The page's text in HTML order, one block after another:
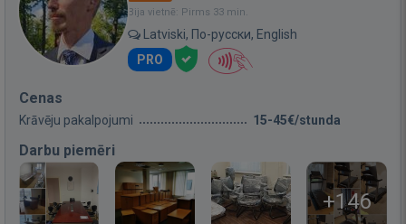
Bija vietnē: Pirms 33 min.
Latviski, По-русски, English
PRO
Cenas
Krāvēju pakalpojumi 15-45€/stunda
Darbu piemēri
+146